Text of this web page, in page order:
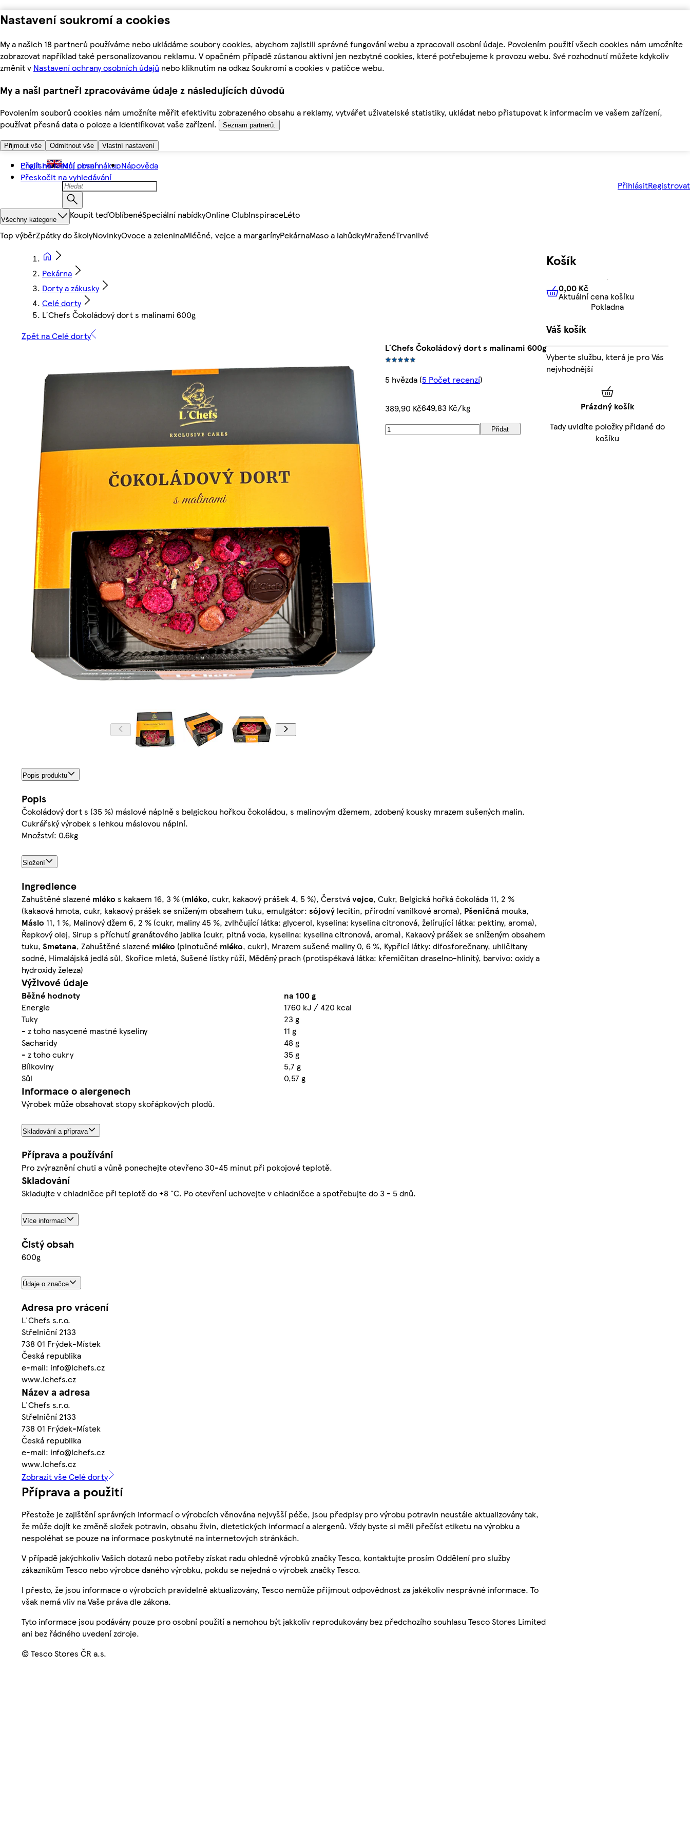
Nastavení soukromí a cookies
My a našich 18 partnerů používáme nebo ukládáme soubory cookies, abychom zajistili správné fungování webu a zpracovali osobní údaje. Povolením použití všech cookies nám umožníte
zobrazovat například také personalizovanou reklamu. V opačném případě zůstanou aktivní jen nezbytné cookies, které potřebujeme k provozu webu. Své rozhodnutí můžete kdykoliv
změnit v Nastavení ochrany osobních údajů nebo kliknutím na odkaz Soukromí a cookies v patičce webu.
My a naši partneři zpracováváme údaje z následujících důvodů
Povolením souborů cookies nám umožníte měřit efektivitu zobrazeného obsahu a reklamy, vytvářet uživatelské statistiky, ukládat nebo přistupovat k informacím ve vašem zařízení,
používat přesná data o poloze a identifikovat vaše zařízení.
Seznam partnerů.
Přijmout vše Odmítnout vše Vlastní nastavení
Přejít na hlavní obsah
Přeskočit na vyhledávání
English Můj první nákupNápověda
PřihlásitRegistrovat
Všechny kategorie Koupit teďOblíbenéSpeciální nabídkyOnline ClubInspiraceLéto
Top výběrZpátky do školyNovinkyOvoce a zeleninaMléčné, vejce a margarínyPekárnaMaso a lahůdkyMraženéTrvanlivé
Pekárna
Dorty a zákusky
Celé dorty
L´Chefs Čokoládový dort s malinami 600g
Zpět na Celé dorty
L´Chefs Čokoládový dort s malinami 600g
5 hvězda (5 Počet recenzí)
389,90 Kč649,83 Kč/kg
Přidat
Popis produktu
Popis
Čokoládový dort s (35 %) máslové náplně s belgickou hořkou čokoládou, s malinovým džemem, zdobený kousky mrazem sušených malin.
Cukrářský výrobek s lehkou máslovou náplní.
Množství: 0.6kg
Složení
Ingredience
Zahuštěné slazené mléko s kakaem 16, 3 % (mléko, cukr, kakaový prášek 4, 5 %), Čerstvávejce, Cukr, Belgická hořká čokoláda 11, 2 %
(kakaová hmota, cukr, kakaový prášek se sníženým obsahem tuku, emulgátor: sójový lecitin, přírodní vanilkové aroma), Pšeničná mouka,
Máslo 11, 1 %, Malinový džem 6, 2 % (cukr, maliny 45 %, zvlhčující látka: glycerol, kyselina: kyselina citronová, želírující látka: pektiny, aroma),
Řepkový olej, Sirup s příchutí granátového jablka (cukr, pitná voda, kyselina: kyselina citronová, aroma), Kakaový prášek se sníženým obsahem
tuku, Smetana, Zahuštěné slazené mléko (plnotučné mléko, cukr), Mrazem sušené maliny 0, 6 %, Kypřicí látky: difosforečnany, uhličitany
sodné, Himalájská jedlá sůl, Skořice mletá, Sušené lístky růží, Měděný prach (protispékavá látka: křemičitan draselno-hlinitý, barvivo: oxidy a
hydroxidy železa)
Výživové údaje
Běžné hodnoty
na 100 g
Energie
1760 kJ / 420 kcal
Tuky
23 g
- z toho nasycené mastné kyseliny
11 g
Sacharidy
48 g
- z toho cukry
35 g
Bílkoviny
5,7 g
Sůl
0,57 g
Informace o alergenech
Výrobek může obsahovat stopy skořápkových plodů.
Skladování a příprava
Příprava a používání
Pro zvýraznění chuti a vůně ponechejte otevřeno 30-45 minut při pokojové teplotě.
Skladování
Skladujte v chladničce při teplotě do +8 °C. Po otevření uchovejte v chladničce a spotřebujte do 3 - 5 dnů.
Více informací
Čistý obsah
600g
Údaje o značce
Adresa pro vrácení
L'Chefs s.r.o.
Střelniční 2133
738 01 Frýdek-Místek
Česká republika
e-mail: info@lchefs.cz
www.lchefs.cz
Název a adresa
L'Chefs s.r.o.
Střelniční 2133
738 01 Frýdek-Místek
Česká republika
e-mail: info@lchefs.cz
www.lchefs.cz
Zobrazit vše Celé dorty
Příprava a použití
Přestože je zajištění správných informací o výrobcích věnována nejvyšší péče, jsou předpisy pro výrobu potravin neustále aktualizovány tak,
že může dojít ke změně složek potravin, obsahu živin, dietetických informací a alergenů. Vždy byste si měli přečíst etiketu na výrobku a
nespoléhat se pouze na informace poskytnuté na internetových stránkách.
V případě jakýchkoliv Vašich dotazů nebo potřeby získat radu ohledně výrobků značky Tesco, kontaktujte prosím Oddělení pro služby
zákazníkům Tesco nebo výrobce daného výrobku, pokdu se nejedná o výrobek značky Tesco.
I přesto, že jsou informace o výrobcích pravidelně aktualizovány, Tesco nemůže přijmout odpovědnost za jakékoliv nesprávné informace. To
však nemá vliv na Vaše práva dle zákona.
Tyto informace jsou podávány pouze pro osobní použití a nemohou být jakkoliv reprodukovány bez předchozího souhlasu Tesco Stores Limited
ani bez řádného uvedení zdroje.
© Tesco Stores ČR a.s.
Košík
0,00 KčAktuální cena košíku
0,00 Kč
Aktuální cena košíku
Pokladna
Váš košík
Vyberte službu, která je pro Vás
nejvhodnější
Prázdný košík
Tady uvidíte položky přidané do
košíku